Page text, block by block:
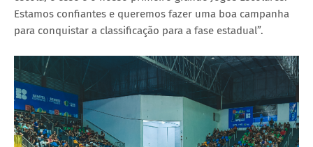
Estamos confiantes e queremos fazer uma boa campanha
para conquistar a classificação para a fase estadual”.